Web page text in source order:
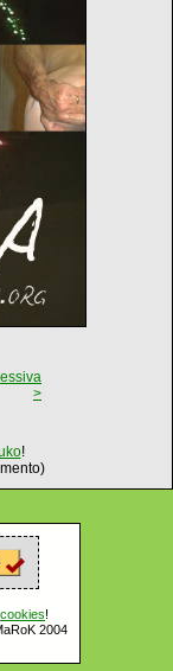
>
!
cookies!
2004